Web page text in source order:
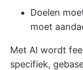
Doelen
moet
Met AI wordt
specifiek,